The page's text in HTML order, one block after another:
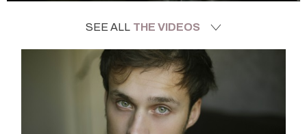
SEE ALL THE VIDEOS